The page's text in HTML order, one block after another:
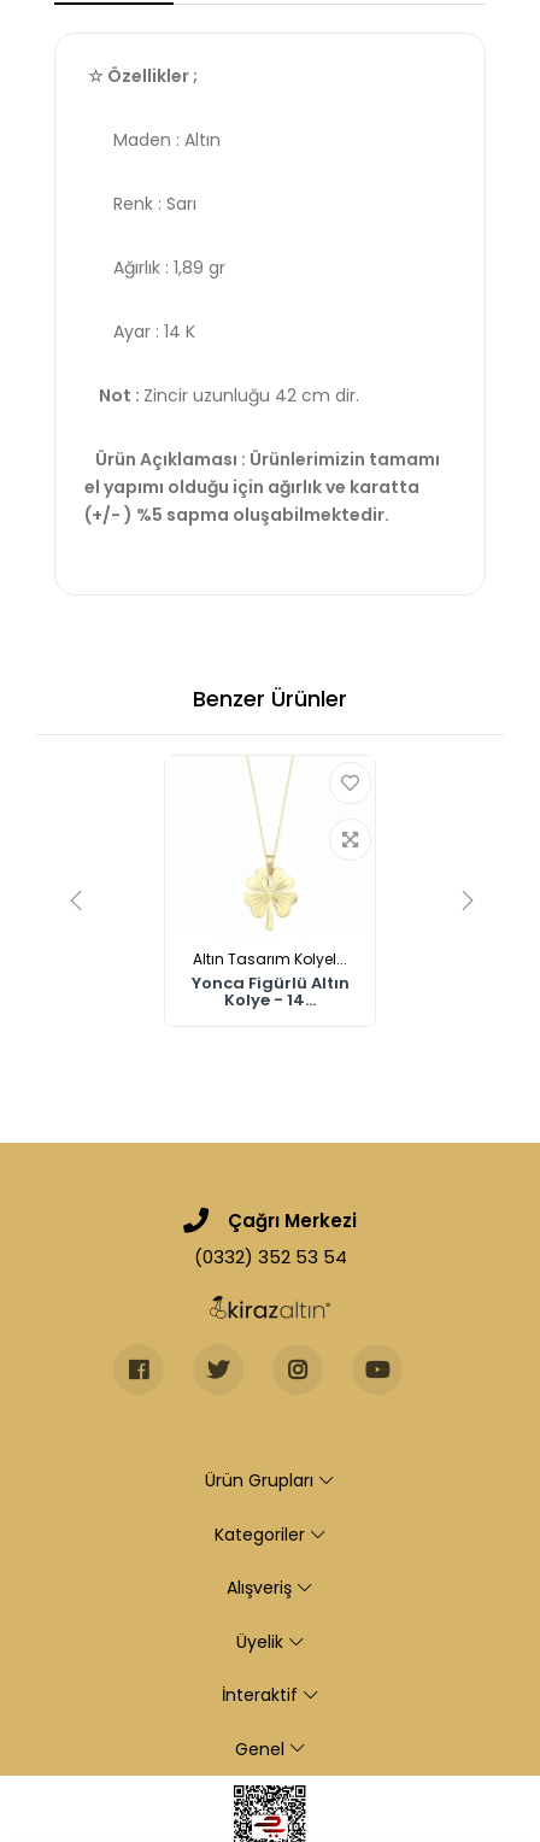
☆ Özellikler ;
Maden : Altın
Renk : Sarı
Ağırlık : 1,89 gr
Ayar : 14 K
Not : Zincir uzunluğu 42 cm dir.
Ürün Açıklaması : Ürünlerimizin tamamı
el yapımı olduğu için ağırlık ve karatta
(+/- ) %5 sapma oluşabilmektedir.
Benzer Ürünler
Altın Tasarım Kolyel...
Yonca Figürlü Altın
Kolye - 14...
Çağrı Merkezi
(0332) 352 53 54
Ürün Grupları
Kategoriler
Alışveriş
Üyelik
İnteraktif
Genel